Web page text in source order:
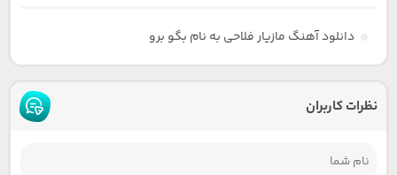
دانلود آهنگ مازیار فلاحی به نام بگو برو
نظرات کاربران